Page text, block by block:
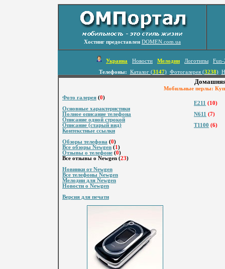
Хостинг предоставлен DOMEN.com.ua
Украина Новости Мелодии Логотипы
Fun-
Телефоны:
Каталог (3147) Фотогалерея (3238)
Домашняя
Мобильные перлы:
Фото галерея (0)
Основные характеристики
Полное описание телефона
Описание одной строкой
Описание (старый вид)
Контекстные ссылки
Обзоры телефона (0)
Все обзоры Newgen (1 )
Отзывы о телефоне (0)
Все отзывы о Newgen (23)
Новинки от Newgen
Все телефоны Newgen
Мелодии для Newgen
Новости о Newgen
Версия для печати
E211 (10)
N611 (7)
T1100 (6)